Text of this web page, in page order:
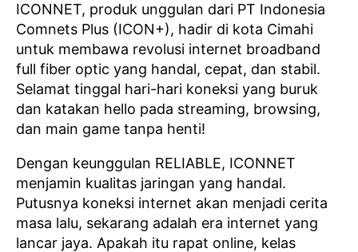
ICONNET, produk unggulan dari PT Indonesia
Comnets Plus (ICON+), hadir di kota Cimahi
untuk membawa revolusi internet broadband
full fiber optic yang handal, cepat, dan stabil.
Selamat tinggal hari-hari koneksi yang buruk
dan katakan hello pada streaming, browsing,
dan main game tanpa henti!
Dengan keunggulan RELIABLE, ICONNET
menjamin kualitas jaringan yang handal.
Putusnya koneksi internet akan menjadi cerita
masa lalu, sekarang adalah era internet yang
lancar jaya. Apakah itu rapat online, kelas